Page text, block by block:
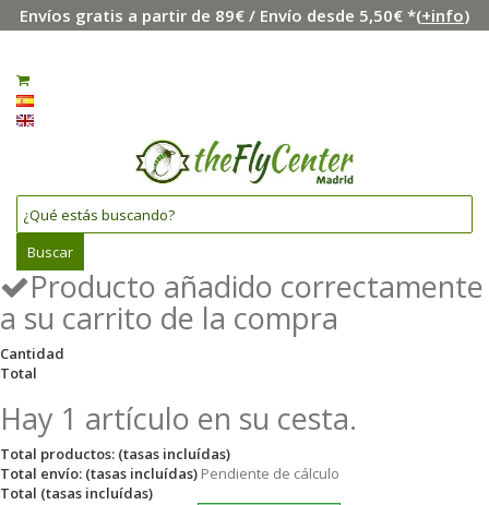
Envíos gratis a partir de 89€ / Envío desde 5,50€ *(+info)
Buscar
Producto añadido correctamente
a su carrito de la compra
Cantidad
Total
Hay 1 artículo en su cesta.
Total productos: (tasas incluídas)
Total envío: (tasas incluídas) Pendiente de cálculo
Total (tasas incluídas)